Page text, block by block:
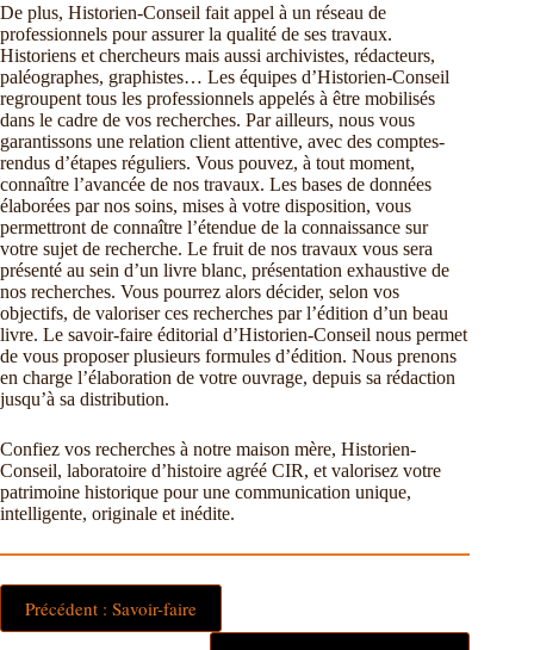
De plus, Historien-Conseil fait appel à un réseau de
professionnels pour assurer la qualité de ses travaux.
Historiens et chercheurs mais aussi archivistes, rédacteurs,
paléographes, graphistes… Les équipes d’Historien-Conseil
regroupent tous les professionnels appelés à être mobilisés
dans le cadre de vos recherches. Par ailleurs, nous vous
garantissons une relation client attentive, avec des comptes-
rendus d’étapes réguliers. Vous pouvez, à tout moment,
connaître l’avancée de nos travaux. Les bases de données
élaborées par nos soins, mises à votre disposition, vous
permettront de connaître l’étendue de la connaissance sur
votre sujet de recherche. Le fruit de nos travaux vous sera
présenté au sein d’un livre blanc, présentation exhaustive de
nos recherches. Vous pourrez alors décider, selon vos
objectifs, de valoriser ces recherches par l’édition d’un beau
livre. Le savoir-faire éditorial d’Historien-Conseil nous permet
de vous proposer plusieurs formules d’édition. Nous prenons
en charge l’élaboration de votre ouvrage, depuis sa rédaction
jusqu’à sa distribution.
Confiez vos recherches à notre maison mère, Historien-
Conseil, laboratoire d’histoire agréé CIR, et valorisez votre
patrimoine historique pour une communication unique,
intelligente, originale et inédite.
Précédent : Savoir-faire